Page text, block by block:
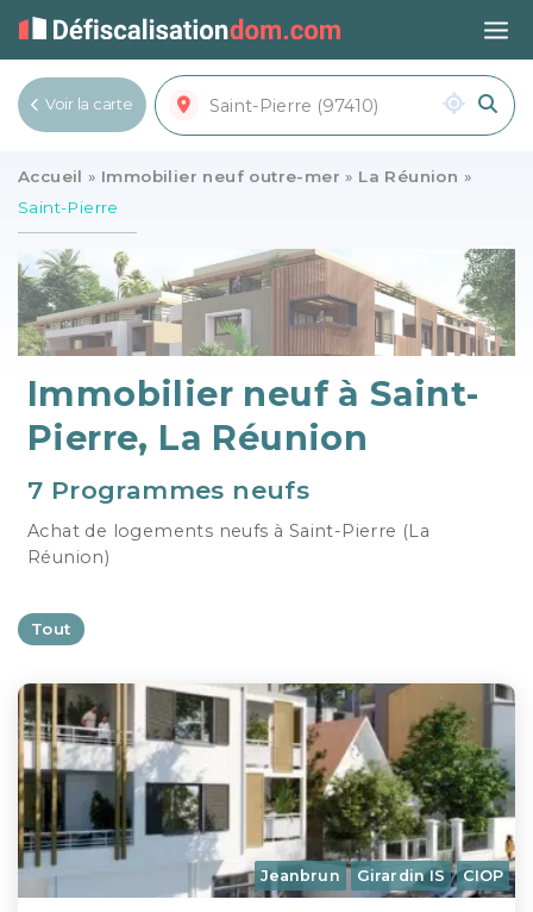
Accueil » Immobilier neuf outre-mer » La Réunion »
Saint-Pierre
Immobilier neuf à Saint-
Pierre, La Réunion
7 Programmes neufs
Achat de logements neufs à Saint-Pierre (La
Réunion)
Voir la carte
Tout
Jeanbrun Girardin IS CIOP
Voir la liste